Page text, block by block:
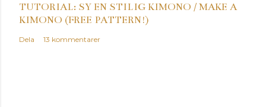
TUTORIAL: SY EN STILIG KIMONO / MAKE A
KIMONO (FREE PATTERN!)
Dela 13 kommentarer